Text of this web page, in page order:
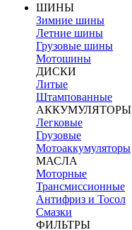
ШИНЫ
Зимние шины
Летние шины
Грузовые шины
Мотошины
ДИСКИ
Литые
Штампованные
АККУМУЛЯТОРЫ
Легковые
Грузовые
Мотоаккумуляторы
МАСЛА
Моторные
Трансмиссионные
Антифриз и Тосол
Смазки
ФИЛЬТРЫ